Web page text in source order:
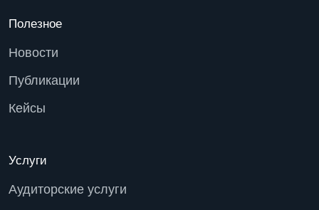
Полезное
Новости
Публикации
Кейсы
Услуги
Аудиторские услуги